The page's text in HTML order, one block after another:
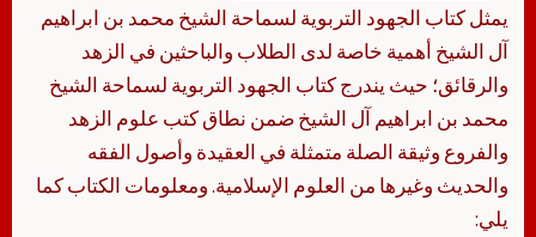
يمثل كتاب الجهود التربوية لسماحة الشيخ محمد بن ابراهيم
آل الشيخ أهمية خاصة لدى الطلاب والباحثين في الزهد
والرقائق؛ حيث يندرج كتاب الجهود التربوية لسماحة الشيخ
محمد بن ابراهيم آل الشيخ ضمن نطاق كتب علوم الزهد
والفروع وثيقة الصلة متمثلة في العقيدة وأصول الفقه
والحديث وغيرها من العلوم الإسلامية. ومعلومات الكتاب كما
يلي: